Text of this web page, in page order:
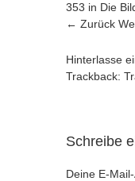
353 in Die
← Zurück
Hinterlasse
Trackback:
Schreibe
Deine E-